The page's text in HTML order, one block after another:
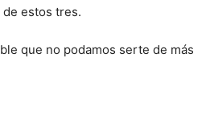
estos tres.
que no podamos serte de más